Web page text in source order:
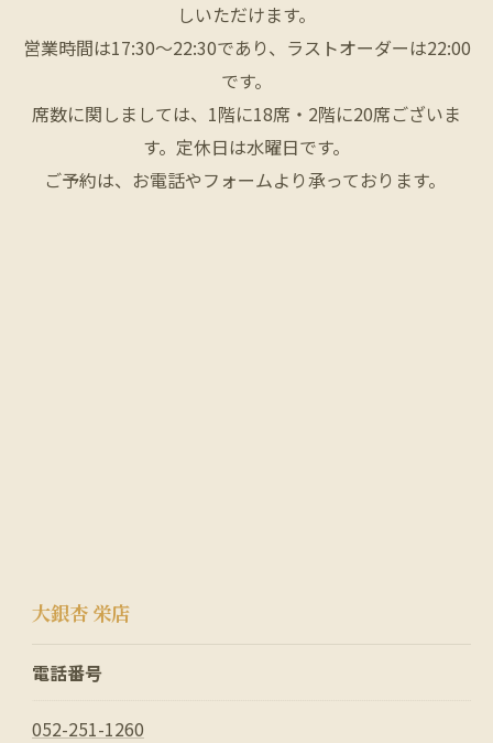
しいただけます。
営業時間は17:30〜22:30であり、ラストオーダーは22:00
です。
席数に関しましては、1階に18席・2階に20席ございま
す。定休日は水曜日です。
ご予約は、お電話やフォームより承っております。
大銀杏 栄店
電話番号
052-251-1260